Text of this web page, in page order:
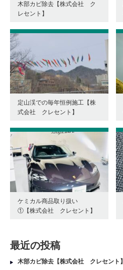
木部カビ除去【株式会社 ク
レセント】
定山渓での毎年恒例施工【株
式会社 クレセント】
ケミカル商品取り扱い
①【株式会社 クレセント】
最近の投稿
木部カビ除去【株式会社 クレセント】